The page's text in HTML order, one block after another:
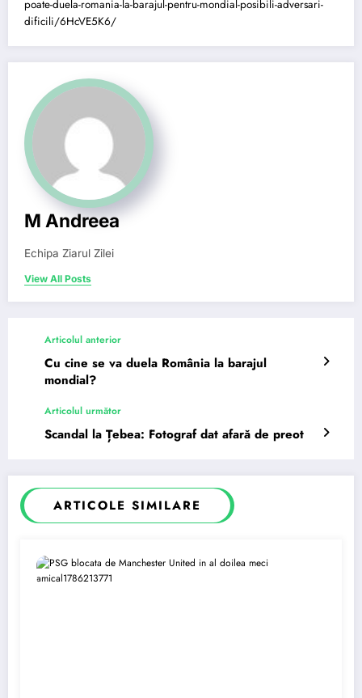
poate-duela-romania-la-barajul-pentru-mondial-posibili-adversari-
dificili/6HcVE5K6/
M Andreea
Echipa Ziarul Zilei
View All Posts
Articolul anterior
Cu cine se va duela România la barajul
mondial?
Articolul următor
Scandal la Țebea: Fotograf dat afară de preot
ARTICOLE SIMILARE